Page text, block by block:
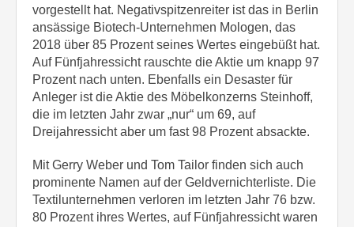
vorgestellt hat. Negativspitzenreiter ist das in Berlin
ansässige Biotech-Unternehmen Mologen, das
2018 über 85 Prozent seines Wertes eingebüßt hat.
Auf Fünfjahressicht rauschte die Aktie um knapp 97
Prozent nach unten. Ebenfalls ein Desaster für
Anleger ist die Aktie des Möbelkonzerns Steinhoff,
die im letzten Jahr zwar „nur“ um 69, auf
Dreijahressicht aber um fast 98 Prozent absackte.
Mit Gerry Weber und Tom Tailor finden sich auch
prominente Namen auf der Geldvernichterliste. Die
Textilunternehmen verloren im letzten Jahr 76 bzw.
80 Prozent ihres Wertes, auf Fünfjahressicht waren